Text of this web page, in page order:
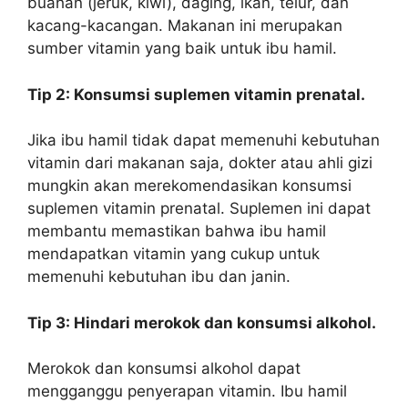
kacang-kacangan. Makanan ini merupakan
sumber vitamin yang baik untuk ibu hamil.
Tip 2: Konsumsi suplemen vitamin prenatal.
Jika ibu hamil tidak dapat memenuhi kebutuhan
vitamin dari makanan saja, dokter atau ahli gizi
mungkin akan merekomendasikan konsumsi
suplemen vitamin prenatal. Suplemen ini dapat
membantu memastikan bahwa ibu hamil
mendapatkan vitamin yang cukup untuk
memenuhi kebutuhan ibu dan janin.
Tip 3: Hindari merokok dan konsumsi alkohol.
Merokok dan konsumsi alkohol dapat
mengganggu penyerapan vitamin. Ibu hamil